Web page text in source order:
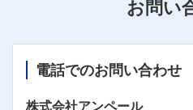
お問い
電話でのお問い合わせ
株式会社アンペール